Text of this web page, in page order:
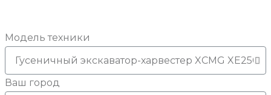
Модель техники
Ваш город